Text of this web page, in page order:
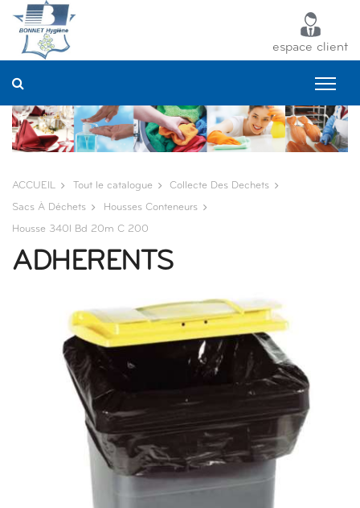
espace client
ACCUEIL Tout le catalogue Collecte Des Dechets
Sacs À Déchets Housses Conteneurs
Housse 340l Bd 20m C 200
ADHERENTS
Panneau de gestion des cookies